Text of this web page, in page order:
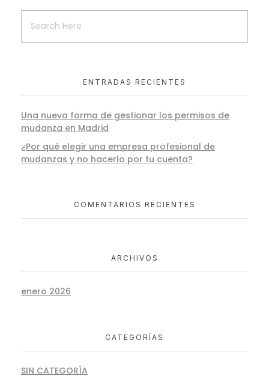
ENTRADAS RECIENTES
Una nueva forma de gestionar los permisos de
mudanza en Madrid
¿Por qué elegir una empresa profesional de
mudanzas y no hacerlo por tu cuenta?
COMENTARIOS RECIENTES
ARCHIVOS
enero 2026
CATEGORÍAS
SIN CATEGORÍA